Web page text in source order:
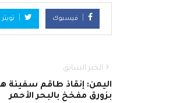
فيسبوك تويتر
الخبر السابق
اليمن: إنقاذ طاقم سفينة
بزورق مفخخ بالبحر الأحمر